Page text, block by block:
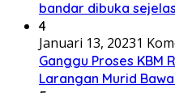
bandar dibuka
4
Januari 13, 20231
Ganggu Proses KBM
Larangan Murid